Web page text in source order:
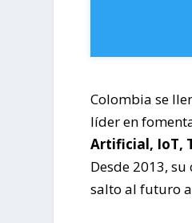
Colombia se
líder en
Artificial, IoT,
Desde 2013,
salto al futuro